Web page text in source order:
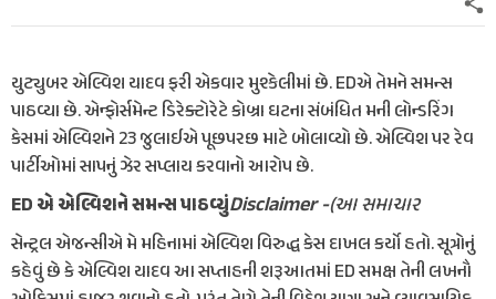
યુટ્યુબર એલ્વિશ યાદવ ફરી એકવાર મુશ્કેલીમાં છે. EDએ તેમને સમન્સ
પાઠવ્યા છે. એન્ફોર્સમેન્ટ ડિરેક્ટોરેટે કોબ્રા ઘટના સંબંધિત મની લોન્ડરિંગ
કેસમાં એલ્વિશને 23 જુલાઈએ પૂછપરછ માટે બોલાવ્યો છે. એલ્વિશ પર રેવ
પાર્ટીઓમાં સાપનું ઝેર સપ્લાય કરવાનો આરોપ છે.
ED એ એલ્વિશને સમન્સ પાઠવ્યું
સેન્ટ્રલ એજન્સીએ મે મહિનામાં એલ્વિશ વિરુદ્ધ કેસ દાખલ કર્યો હતો. સૂત્રોનું
કહેવું છે કે એલ્વિશ યાદવ આ સપ્તાહની શરૂઆતમાં ED સમક્ષ તેની લખનૌ
Disclaimer -(આ સમાચાર